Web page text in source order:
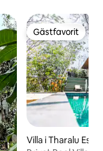
Gästfavorit
Gästfavorit
Villa i Tharalu